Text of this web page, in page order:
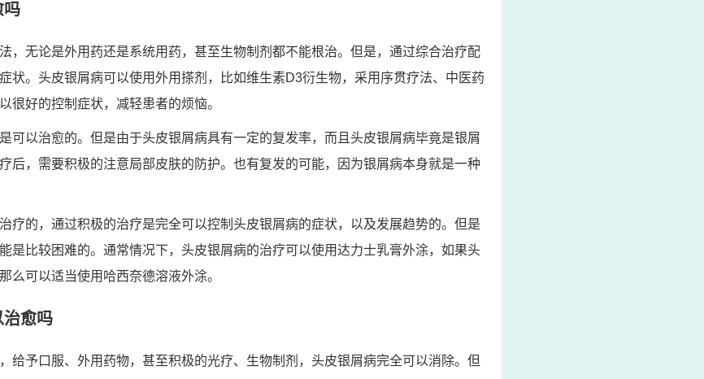
吗
，无论是外用药还是系统用药，甚至生物制剂都不能根治。但是，通过综合治疗配
状。头皮银屑病可以使用外用搽剂，比如维生素D3衍生物，采用序贯疗法、中医药
很好的控制症状，减轻患者的烦恼。
可以治愈的。但是由于头皮银屑病具有一定的复发率，而且头皮银屑病毕竟是银屑
后，需要积极的注意局部皮肤的防护。也有复发的可能，因为银屑病本身就是一种
疗的，通过积极的治疗是完全可以控制头皮银屑病的症状，以及发展趋势的。但是
是比较困难的。通常情况下，头皮银屑病的治疗可以使用达力士乳膏外涂，如果头
么可以适当使用哈西奈德溶液外涂。
治愈吗
给予口服、外用药物，甚至积极的光疗、生物制剂，头皮银屑病完全可以消除。但